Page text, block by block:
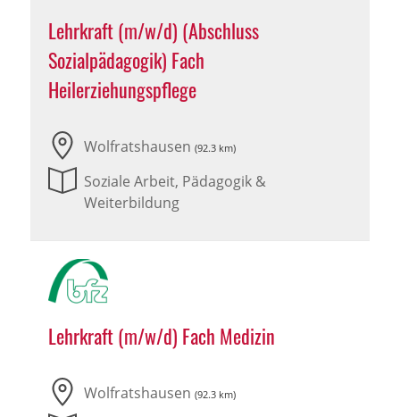
Lehrkraft (m/w/d) (Abschluss
Sozialpädagogik) Fach
Heilerziehungspflege
Wolfratshausen (92.3 km)
Soziale Arbeit, Pädagogik &
Weiterbildung
Lehrkraft (m/w/d) Fach Medizin
Wolfratshausen (92.3 km)